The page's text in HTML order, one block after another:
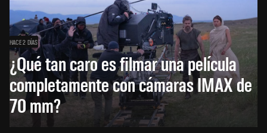
HACE 2 DÍAS
¿Qué tan caro es filmar una película
completamente con cámaras IMAX de
70 mm?